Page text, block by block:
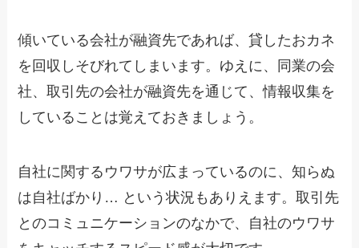
傾いている会社が融資先であれば、貸したおカネ
を回収しそびれてしまいます。ゆえに、同業の会
社、取引先の会社が融資先を通じて、情報収集を
していることは覚えておきましょう。
自社に関するウワサが広まっているのに、知らぬ
は自社ばかり… という状況もありえます。取引先
とのコミュニケーションのなかで、自社のウワサ